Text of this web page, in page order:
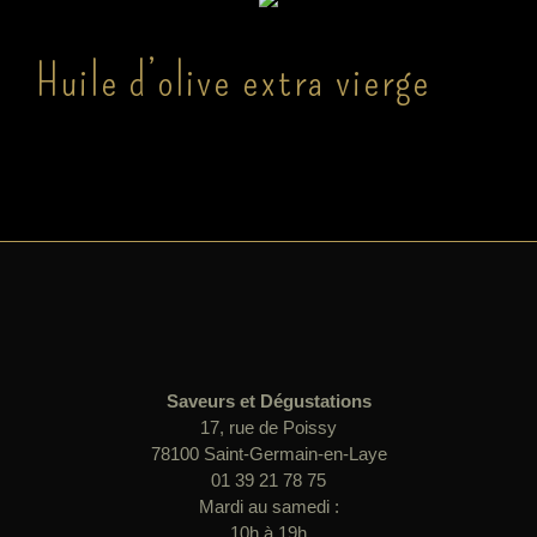
Huile d’olive extra vierge
Saveurs et Dégustations
17, rue de Poissy
78100 Saint-Germain-en-Laye
01 39 21 78 75
Mardi au samedi :